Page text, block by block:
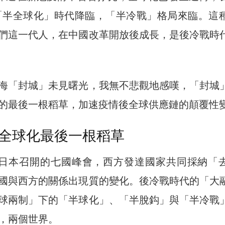
全球化」時代降臨，「半冷戰」格局來臨。這
這一代人，在中國改革開放後成長，是後冷戰時
「封城」未見曙光，我無不悲觀地感嘆，「封城
最後一根稻草，加速疫情後全球供應鏈的顛覆性
球化最後一根稻草
本召開的七國峰會，西方發達國家共同採納「
與西方的關係出現質的變化。後冷戰時代的「大
兩制」下的「半球化」、「半脫鈎」與「半冷戰
兩個世界。